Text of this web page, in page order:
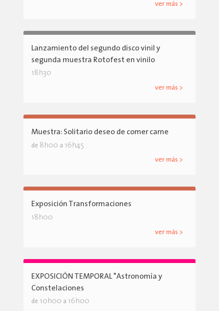
ver más >
Lanzamiento del segundo disco vinil y
segunda muestra Rotofest en vinilo
18h30
ver más >
Muestra: Solitario deseo de comer carne
de 8h00 a 16h45
ver más >
Exposición Transformaciones
18h00
ver más >
EXPOSICIÓN TEMPORAL "Astronomía y
Constelaciones
de 10h00 a 16h00